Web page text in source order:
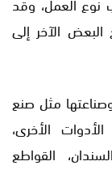
الآخر إلى
مثل صنع
الأخرى،
القواطع